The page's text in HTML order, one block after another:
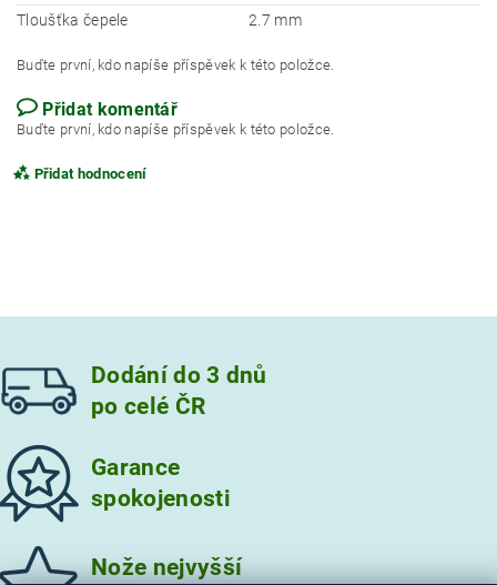
Tloušťka čepele
2.7 mm
Buďte první, kdo napíše příspěvek k této položce.
Přidat komentář
Buďte první, kdo napíše příspěvek k této položce.
Přidat hodnocení
Vložením hodnocení souhlasíte s
Dodání do 3 dnů
po celé ČR
Garance
spokojenosti
Nože nejvyšší